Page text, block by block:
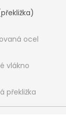
ocel
vlákno
překližka